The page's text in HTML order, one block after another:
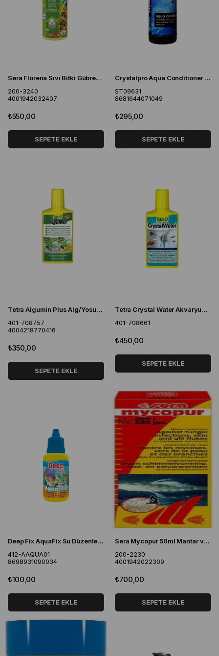
Sera Florena Sıvı Bitki Gübresi 100 ML
200-3240
4001942032407
₺550,00
SEPETE EKLE
Crystalpro Aqua Conditioner Akvaryum Su Düzenleyici Klor Ve Amonyak Giderici
ST09631
8681644071049
₺295,00
SEPETE EKLE
Tetra Algumin Plus Alg/Yosun Önleyici 100 ml.
401-708757
4004218770416
₺350,00
SEPETE EKLE
Tetra Crystal Water Akvaryum Su Berraklaştırıcı 100 ml
401-708661
₺450,00
SEPETE EKLE
Deep Fix AquaFix Su Düzenleyici 50ml
412-AAQUA01
8698931090034
₺100,00
SEPETE EKLE
Sera Mycopur 50ml Mantar ve Parazit İlacı
200-2230
4001942022309
₺700,00
SEPETE EKLE